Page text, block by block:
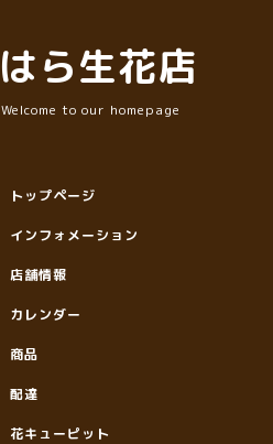
はら生花店
Welcome to our homepage
トップページ
インフォメーション
店舗情報
カレンダー
商品
配達
花キューピット